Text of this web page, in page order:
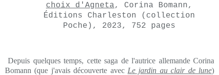
choix d'Agneta, Corina Bomann,
Éditions Charleston (collection
Poche), 2023, 752 pages
Depuis quelques temps, cette saga de l'autrice allemande Corina
Bomann (que j'avais découverte avec Le jardin au clair de lune)